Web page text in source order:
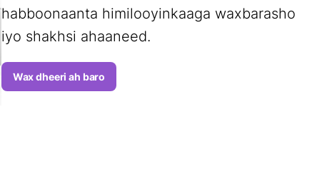
habboonaanta himilooyinkaaga waxbarasho
iyo shakhsi ahaaneed.
Wax dheeri ah baro